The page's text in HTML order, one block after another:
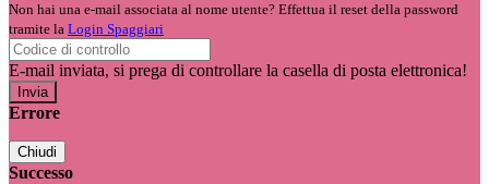
Non hai una e-mail associata al nome utente? Effettua il reset della password
tramite la Login Spaggiari
E-mail inviata, si prega di controllare la casella di posta elettronica!
Errore
Chiudi
Successo